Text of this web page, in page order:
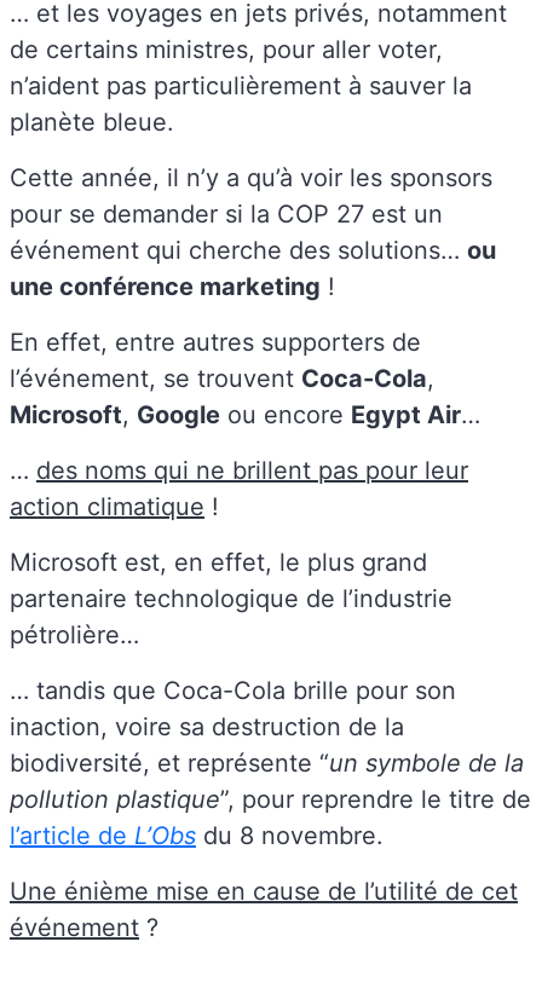
… et les voyages en jets privés, notamment
de certains ministres, pour aller voter,
n’aident pas particulièrement à sauver la
planète bleue.
Cette année, il n’y a qu’à voir les sponsors
pour se demander si la COP 27 est un
événement qui cherche des solutions… ou
une conférence marketing !
En effet, entre autres supporters de
l’événement, se trouvent Coca-Cola,
Microsoft, Google ou encore Egypt Air…
… des noms qui ne brillent pas pour leur
action climatique !
Microsoft est, en effet, le plus grand
partenaire technologique de l’industrie
pétrolière…
… tandis que Coca-Cola brille pour son
inaction, voire sa destruction de la
biodiversité, et représente “un symbole de la
pollution plastique”, pour reprendre le titre de
l’article de L’Obs du 8 novembre.
Une énième mise en cause de l’utilité de cet
événement ?